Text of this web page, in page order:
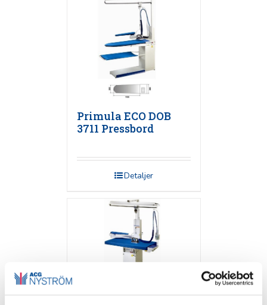
Primula ECO DOB
3711 Pressbord
Detaljer